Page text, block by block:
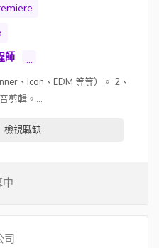
師 ...
、Icon、EDM 等等）。 2、
剪輯。...
檢視職缺